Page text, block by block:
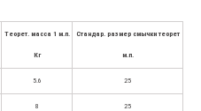
Теорет. масса 1 м.п.
Кг
Стандар. размер смычки теорет
м.п.
5.6 25
8 25